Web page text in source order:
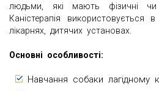
людьми, які мають фізичні чи
Каністерапія використовується в
лікарнях, дитячих установах.
Основні особливості:
Навчання собаки лагідному